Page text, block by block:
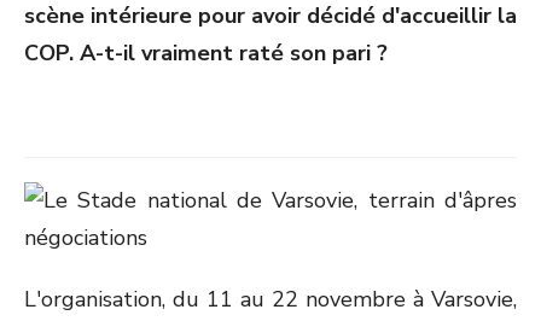
scène intérieure pour avoir décidé d'accueillir la
COP. A-t-il vraiment raté son pari ?
L'organisation, du 11 au 22 novembre à Varsovie,